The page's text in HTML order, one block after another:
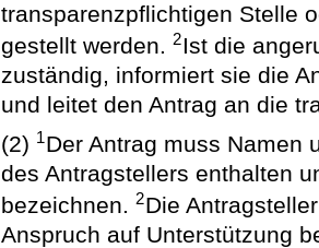
transparenzpflichtigen Stelle
gestellt werden.2Ist die
zuständig, informiert sie die
und leitet den Antrag an die
(2) 1Der Antrag muss Namen
des Antragstellers enthalten
bezeichnen.2Die
Anspruch auf Unterstützung